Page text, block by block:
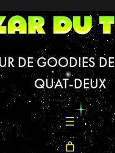
DE GOODIES
QUAT-DEUX